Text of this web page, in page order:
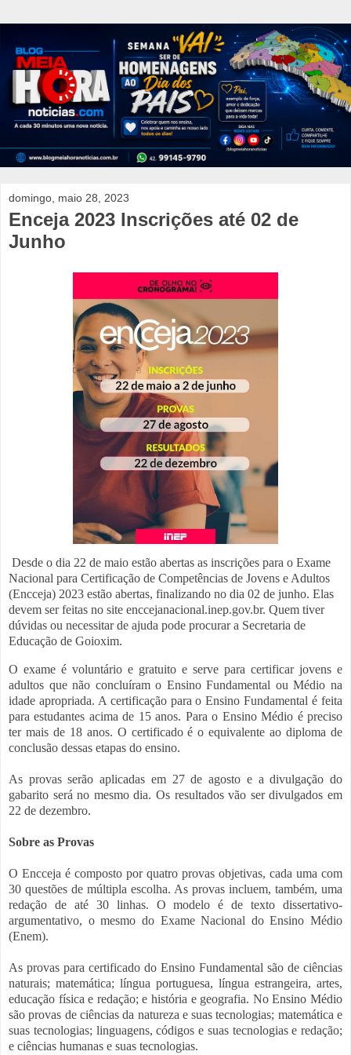
domingo, maio 28, 2023
Enceja 2023 Inscrições até 02 de
Junho
Desde o dia 22 de maio estão abertas as inscrições para o Exame
Nacional para Certificação de Competências de Jovens e Adultos
(Encceja) 2023 estão abertas, finalizando no dia 02 de junho. Elas
devem ser feitas no site enccejanacional.inep.gov.br. Quem tiver
dúvidas ou necessitar de ajuda pode procurar a Secretaria de
Educação de Goioxim.
O exame é voluntário e gratuito e serve para certificar jovens e
adultos que não concluíram o Ensino Fundamental ou Médio na
idade apropriada. A certificação para o Ensino Fundamental é feita
para estudantes acima de 15 anos. Para o Ensino Médio é preciso
ter mais de 18 anos. O certificado é o equivalente ao diploma de
conclusão dessas etapas do ensino.
As provas serão aplicadas em 27 de agosto e a divulgação do
gabarito será no mesmo dia. Os resultados vão ser divulgados em
22 de dezembro.
Sobre as Provas
O Encceja é composto por quatro provas objetivas, cada uma com
30 questões de múltipla escolha. As provas incluem, também, uma
redação de até 30 linhas. O modelo é de texto dissertativo-
argumentativo, o mesmo do Exame Nacional do Ensino Médio
(Enem).
As provas para certificado do Ensino Fundamental são de ciências
naturais; matemática; língua portuguesa, língua estrangeira, artes,
educação física e redação; e história e geografia. No Ensino Médio
são provas de ciências da natureza e suas tecnologias; matemática e
suas tecnologias; linguagens, códigos e suas tecnologias e redação;
e ciências humanas e suas tecnologias.